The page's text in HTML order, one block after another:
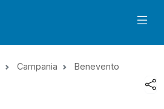
Campania
Benevento